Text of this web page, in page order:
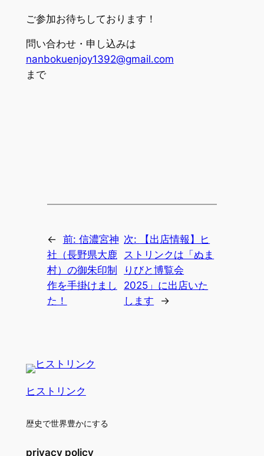
ご参加お待ちしております！
問い合わせ・申し込みは
nanbokuenjoy1392@gmail.com
まで
← 前: 信濃宮神
社（長野県大鹿
村）の御朱印制
作を手掛けまし
た！
次:
【出店情報】ヒ
ストリンクは「ぬま
りびと博覧会
2025」に出店いた
します
→
ヒストリンク
歴史で世界豊かにする
privacy policy